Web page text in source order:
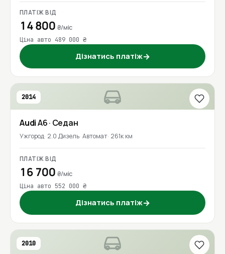
ПЛАТІЖ ВІД
14 800 ₴/міс
Ціна авто 489 000 ₴
Дізнатись платіж→
2014
AudiA6· Седан
Ужгород 2.0 Дизель Автомат 261к км
ПЛАТІЖ ВІД
16 700 ₴/міс
Ціна авто 552 000 ₴
Дізнатись платіж→
2010